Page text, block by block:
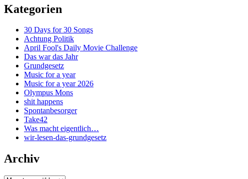
Kategorien
30 Days for 30 Songs
Achtung Politik
April Fool's Daily Movie Challenge
Das war das Jahr
Grundgesetz
Music for a year
Music for a year 2026
Olympus Mons
shit happens
Spontanbesorger
Take42
Was macht eigentlich…
wir-lesen-das-grundgesetz
Archiv